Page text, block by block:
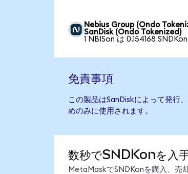
Nebius Group (Ondo
SanDisk (Ondo Tokenized)
1 NBISon は 0.154168
免責事項
この製品はSanDiskによって発行
めのみに使用されます。
数秒でSNDKonを入
MetaMaskでSNDKonを購入、売